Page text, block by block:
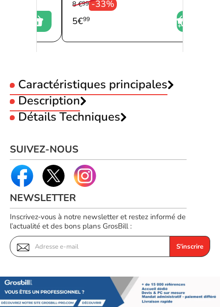
Description
MCL Samar Câble Réseau Cat.6 F/UTP - 3m-
Caractéristiques principales
Type :Câble
Connecteur 1 :RJ45
Connecteur 2 :RJ45
Blindage du câble : F/UTP (FTP)
Détails Techniques
Référence constructeur
FCC6BMZ-3M-TBE
-33%
8 €99
5€99
SUIVEZ-NOUS
NEWSLETTER
Inscrivez-vous à notre newsletter et restez informé de
l’actualité et des bons plans GrosBill :
S'inscrire